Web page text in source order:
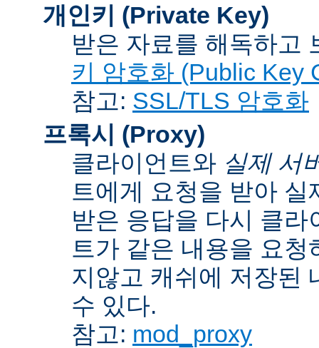
개인키 (Private Key)
받은 자료를 해독하고
키 암호화 (Public Key
참고: SSL/TLS 암호화
프록시 (Proxy)
클라이언트와 실제 서
트에게 요청을 받아
받은 응답을 다시 클
트가 같은 내용을 요
지않고 캐쉬에 저장된
수 있다.
참고: mod_proxy